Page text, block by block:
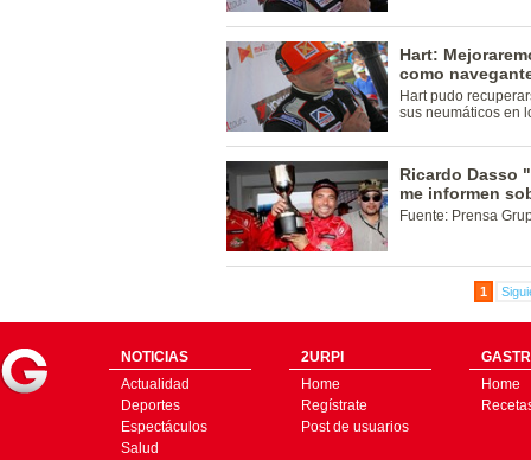
Hart:
como
Hart pudo
sus neumáticos en
Ricardo Dasso
me informen
Fuente: Prensa
1
NOTICIAS
Actualidad
Deportes
Espectáculos
Salud
2URPI
Home
Regístrate
Post de usuarios
Home